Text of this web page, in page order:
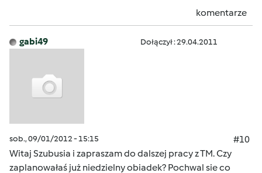
komentarze
gabi49 Dołączył : 29.04.2011
sob., 09/01/2012 - 15:15
#10
Witaj Szubusia i zapraszam do dalszej pracy z TM. Czy
zaplanowałaś już niedzielny obiadek? Pochwal sie co